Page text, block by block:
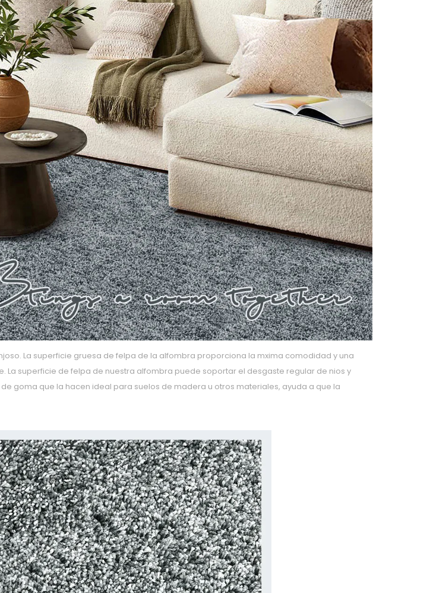
La superficie gruesa de felpa de la alfombra proporciona la mxima comodidad y una
superficie de felpa de nuestra alfombra puede soportar el desgaste regular de nios y
goma que la hacen ideal para suelos de madera u otros materiales, ayuda a que la